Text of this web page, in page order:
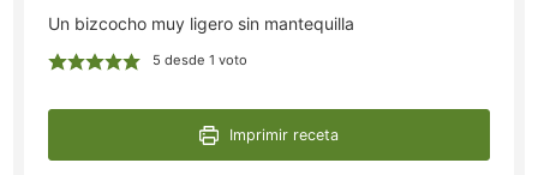
Un bizcocho muy ligero sin mantequilla
5 desde 1 voto
Imprimir receta